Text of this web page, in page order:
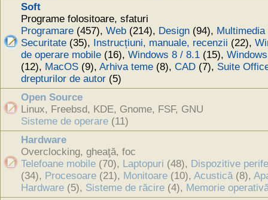
Soft
Programe folositoare, sfaturi
Programare (457), Web (214), Design (94), Multimedia
Securitate (35), Instrucțiuni, manuale, recenzii (22),
de operare mobile (16), Windows 8 / 8.1 (15),
(12), MacOS (9), Arhiva teme (8), CAD (7), Suite
drepturilor de autor (5)
Open Source
Linux, Freebsd, KDE, Gnome, FSF, GNU
Sisteme de operare (11)
Hardware
Overclocking, gheaţă, foc
Telefoane mobile (70), Laptopuri (48), Dispozitive
(34), Procesoare (21), Monitoare (10), Acustică (8),
Hardware (5), Sisteme de răcire (4), Memorie